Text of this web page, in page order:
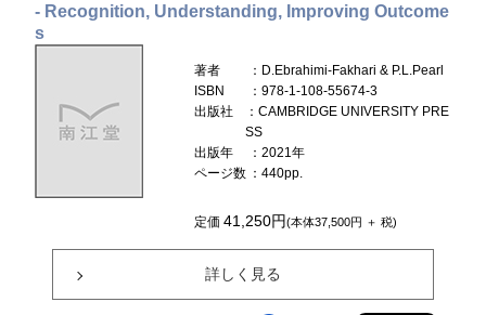
- Recognition, Understanding, Improving Outcome
s
著者
：D.Ebrahimi-Fakhari & P.L.Pearl
ISBN
：978-1-108-55674-3
出版社
：CAMBRIDGE UNIVERSITY PRE
SS
出版年
：2021年
ページ数 ：440pp.
定価41,250円(本体37,500円 ＋ 税)
詳しく見る